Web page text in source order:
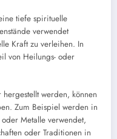
tiefe spirituelle
verwendet
Kraft zu verleihen. In
von Heilungs- oder
werden, können
Zum Beispiel werden in
Metalle verwendet,
oder Traditionen in